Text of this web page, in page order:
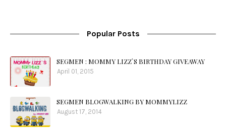
Popular Posts
SEGMEN : MOMMY LIZZ`S BIRTHDAY GIVEAWAY
April 01, 2015
SEGMEN BLOGWALKING BY MOMMYLIZZ
August 17, 2014